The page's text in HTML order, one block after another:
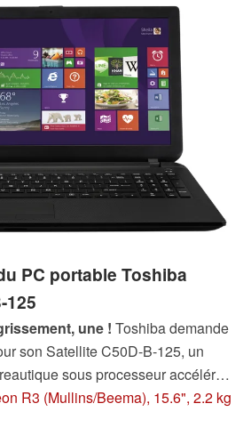
PC portable Toshiba
125
une ! Toshiba demande
son Satellite C50D-B-125, un
sous processeur accéléré
par rapport aux appareils sous Bay
R3 (Mullins/Beema), 15.6", 2.2 kg